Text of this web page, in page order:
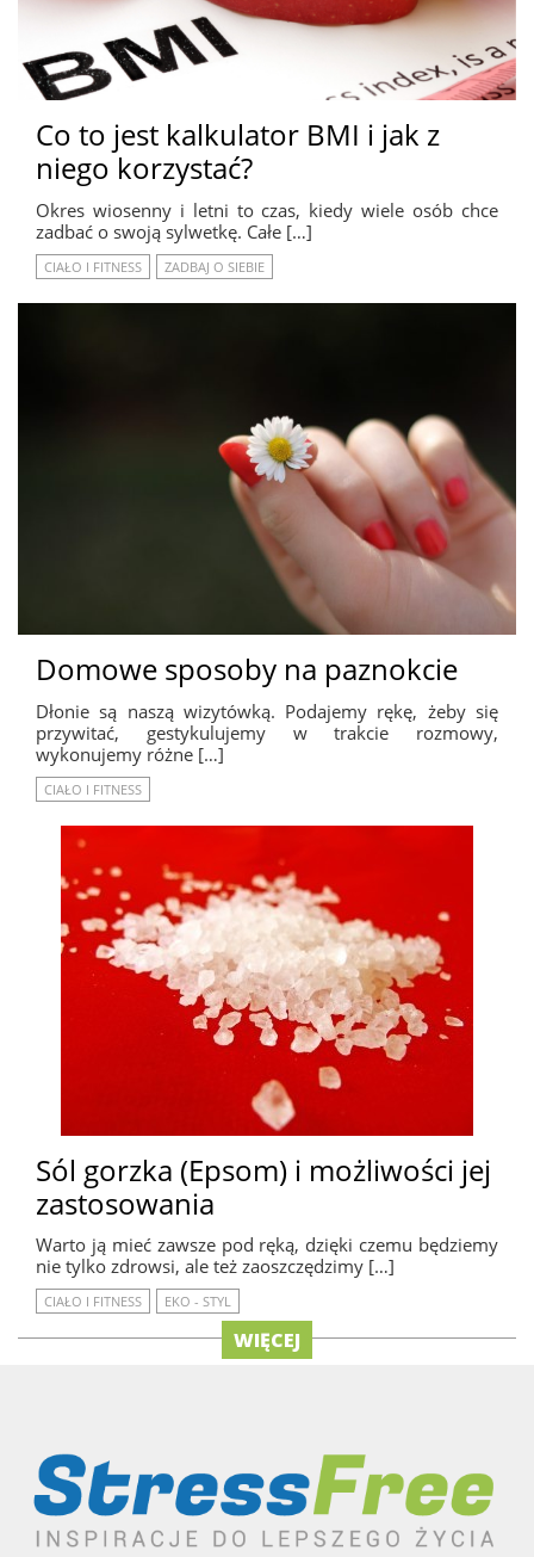
Co to jest kalkulator BMI i jak z
niego korzystać?
Okres wiosenny i letni to czas, kiedy wiele osób chce
zadbać o swoją sylwetkę. Całe […]
CIAŁO I FITNESS ZADBAJ O SIEBIE
Domowe sposoby na paznokcie
Dłonie są naszą wizytówką. Podajemy rękę, żeby się
przywitać, gestykulujemy w trakcie rozmowy,
wykonujemy różne […]
CIAŁO I FITNESS
Sól gorzka (Epsom) i możliwości jej
zastosowania
Warto ją mieć zawsze pod ręką, dzięki czemu będziemy
nie tylko zdrowsi, ale też zaoszczędzimy […]
CIAŁO I FITNESS EKO - STYL
WIĘCEJ